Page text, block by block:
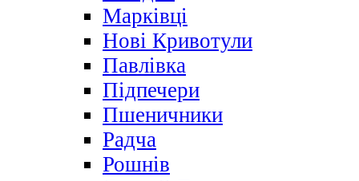
Марківці
Нові Кривотули
Павлівка
Підпечери
Пшеничники
Радча
Рошнів